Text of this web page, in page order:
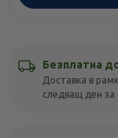
Безплатна
Доставка в
следващ ден за